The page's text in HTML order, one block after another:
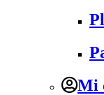
Mi